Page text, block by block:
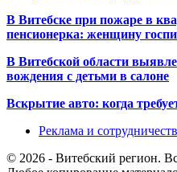
В Витебске при пожаре в
пенсионерка: женщину
В Витебской области
вождения с детьми в салоне
Вскрытие авто: когда
Реклама и
© 2026 - Витебский регион.